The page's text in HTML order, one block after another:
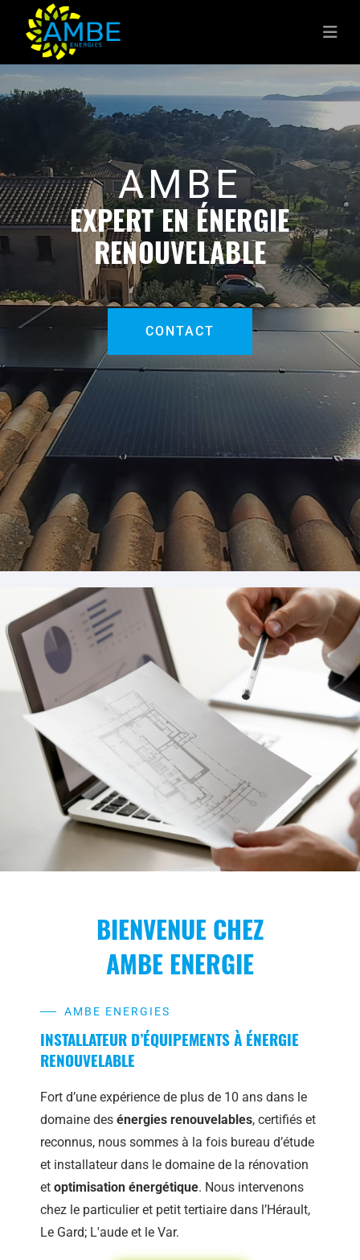
AMBE
EXPERT EN ÉNERGIE
RENOUVELABLE
CONTACT
BIENVENUE CHEZ
AMBE ENERGIE
AMBE ENERGIES
INSTALLATEUR D’ÉQUIPEMENTS À ÉNERGIE
RENOUVELABLE
Fort d’une expérience de plus de 10 ans dans le
domaine des énergies renouvelables, certifiés et
reconnus, nous sommes à la fois bureau d’étude
et installateur dans le domaine de la rénovation
et optimisation énergétique. Nous intervenons
chez le particulier et petit tertiaire dans l’Hérault,
Le Gard; L'aude et le Var.